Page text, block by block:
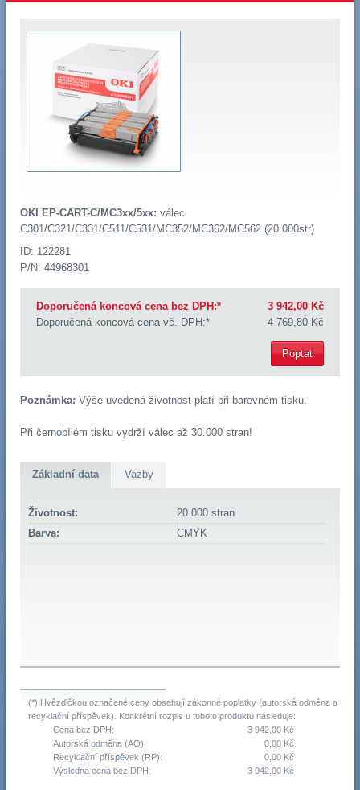
OKI EP-CART-C/MC3xx/5xx: válec
C301/C321/C331/C511/C531/MC352/MC362/MC562 (20.000str)
ID: 122281
P/N: 44968301
Doporučená koncová cena bez DPH:*
3 942,00 Kč
Doporučená koncová cena vč. DPH:*
4 769,80 Kč
Poptat
Poznámka: Výše uvedená životnost platí při barevném tisku.
Při černobílém tisku vydrží válec až 30.000 stran!
Základní data Vazby
Životnost:
20 000 stran
Barva:
CMYK
(*) Hvězdičkou označené ceny obsahují zákonné poplatky (autorská odměna a
recyklační příspěvek). Konkrétní rozpis u tohoto produktu následuje:
Cena bez DPH:
3 942,00 Kč
Autorská odměna (AO):
0,00 Kč
Recyklační příspěvek (RP):
0,00 Kč
Výsledná cena bez DPH:
3 942,00 Kč